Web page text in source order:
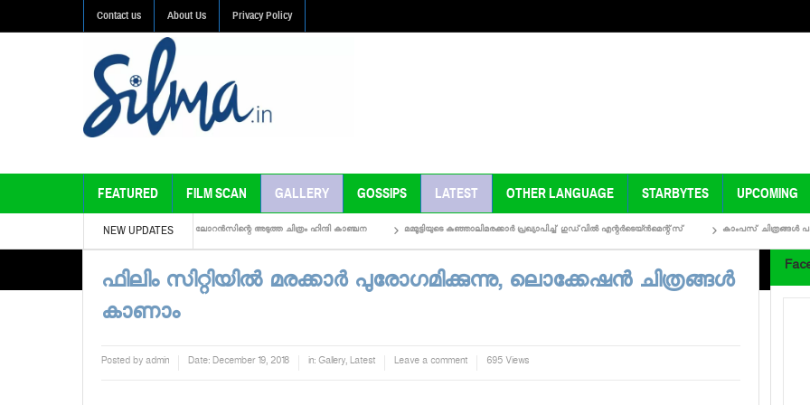
Contact us About Us Privacy Policy
FEATURED FILM SCAN GALLERY GOSSIPS LATEST OTHER LANGUAGE STARBYTES UPCOMING
NEW UPDATES
രാഘവ ലോറന്‍സിന്റെ അടുത്ത ചിത്രം ഹിന്ദി കാഞ്ചന മമ്മൂട്ടിയുടെ കുഞ്ഞാലിമരക്കാര്‍ പ്രഖ്യാപിച്ച് ഗുഡ്‌വില്‍ എന്റര്‍ടെയ്ന്‍മെന്റ്‌സ് കാംപസ് ചിത്രങ്ങള്‍ പകുതിയിലേ
ഫിലിം സിറ്റിയില്‍ മരക്കാര്‍ പുരോഗമിക്കുന്നു, ലൊക്കേഷന്‍ ചിത്രങ്ങള്‍
കാണാം
Posted by admin Date: December 19, 2018 in: Gallery, Latest Leave a comment 695 Views